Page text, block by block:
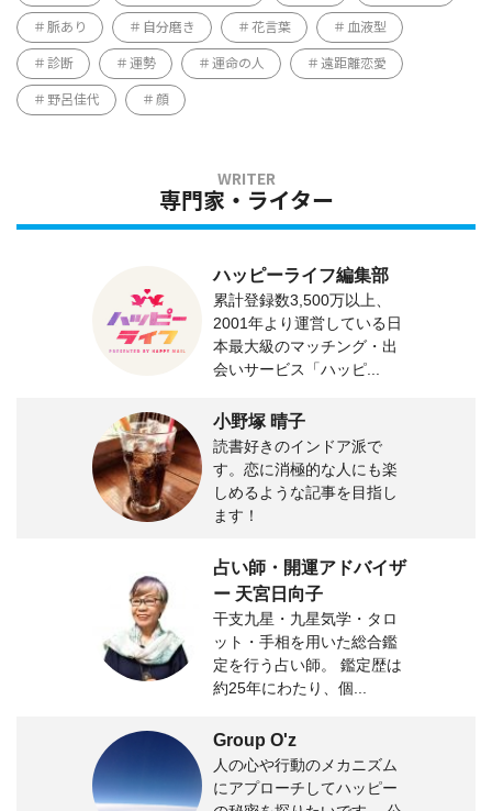
脈あり 自分磨き 花言葉 血液型
診断 運勢 運命の人 遠距離恋愛
野呂佳代 顔
専門家・ライター
ハッピーライフ編集部
累計登録数3,500万以上、
2001年より運営している日
本最大級のマッチング・出
会いサービス「ハッピ...
小野塚 晴子
読書好きのインドア派で
す。恋に消極的な人にも楽
しめるような記事を目指し
ます！
占い師・開運アドバイザ
ー 天宮日向子
干支九星・九星気学・タロ
ット・手相を用いた総合鑑
定を行う占い師。 鑑定歴は
約25年にわたり、個...
Group O'z
人の心や行動のメカニズム
にアプローチしてハッピー